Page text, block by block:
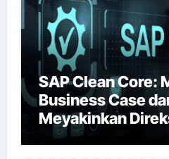
SAP Clean Core:
Business Case
Meyakinkan